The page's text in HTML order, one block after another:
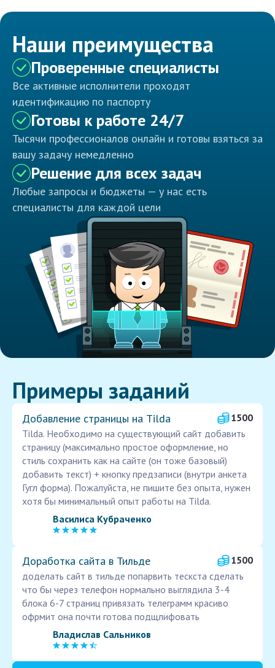
Наши преимущества
Проверенные специалисты
Все активные исполнители проходят
идентификацию по паспорту
Готовы к работе 24/7
Тысячи профессионалов онлайн и готовы взяться за
вашу задачу немедленно
Решение для всех задач
Любые запросы и бюджеты — у нас есть
специалисты для каждой цели
Примеры заданий
Добавление страницы на Tilda
1500
Tilda. Необходимо на существующий сайт добавить
страницу (максимально простое оформление, но
стиль сохранить как на сайте (он тоже базовый)
добавить текст) + кнопку предзаписи (внутри анкета
Гугл форма). Пожалуйста, не пишите без опыта, нужен
хотя бы минимальный опыт работы на Tilda.
Василиса Кубраченко
Доработка сайта в Тильде
1500
доделать сайт в тильде попарвить тескста сделать
что бы через телефон нормально выглядила 3-4
блока 6-7 страниц привязать телеграмм красиво
офрмит она почти готова подщлифовать
Владислав Сальников